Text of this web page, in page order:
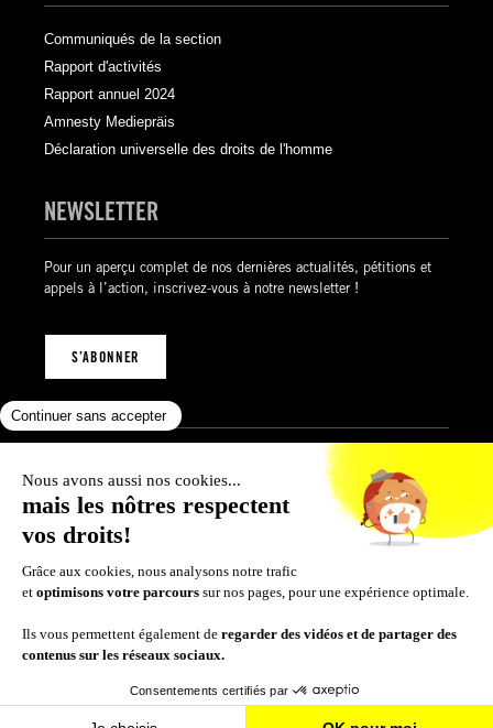
Communiqués de la section
Rapport d'activités
Rapport annuel 2024
Amnesty Mediepräis
Déclaration universelle des droits de l'homme
NEWSLETTER
Pour un aperçu complet de nos dernières actualités, pétitions et
appels à l’action, inscrivez-vous à notre newsletter !
S’ABONNER
Mentions légales
Politique de confidentialité
Politique des cookies
Conditions générales de vente
SUIVEZ-NOUS SUR :